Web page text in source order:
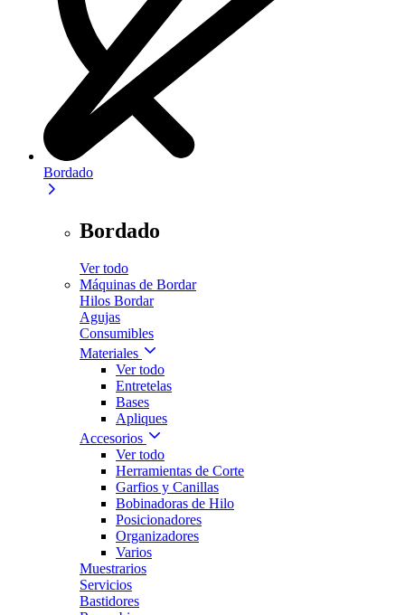
Bordado
Bordado
Ver todo
Máquinas de Bordar
Hilos Bordar
Agujas
Consumibles
Materiales
Ver todo
Entretelas
Bases
Apliques
Accesorios
Ver todo
Herramientas de Corte
Garfios y Canillas
Bobinadoras de Hilo
Posicionadores
Organizadores
Varios
Muestrarios
Servicios
Bastidores